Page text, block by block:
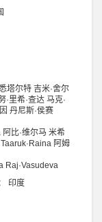
塔尔特 吉米·舍尔
·里希·查达 马克·
丹尼斯·侯赛
阿比·维尔马 米希
Taaruk·Raina 阿姆
Raj·Vasudeva
印度